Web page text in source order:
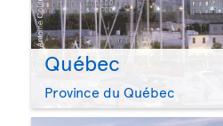
Québec
Province du Québec